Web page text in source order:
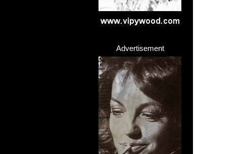
Advertisement